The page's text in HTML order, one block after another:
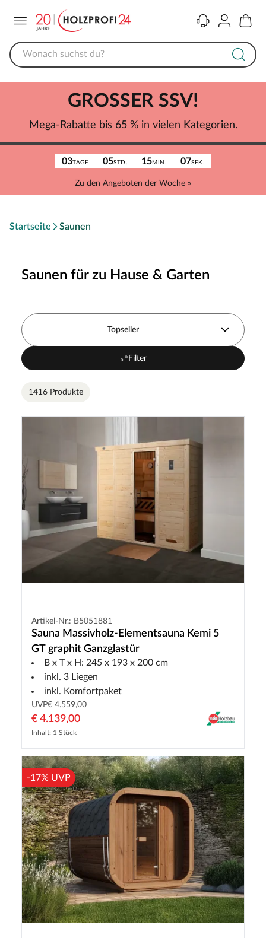
KontaktKonto
03TAGE 05STD. 15MIN. 07SEK.
Zu den Angeboten der Woche »
GROSSER SSV!
Mega-Rabatte bis 65 % in vielen Kategorien.
Startseite Saunen
Saunen für zu Hause & Garten
Topseller
Filter
1416 Produkte
Artikel-Nr.: B5051881
Sauna Massivholz-Elementsauna Kemi 5
GT graphit Ganzglastür
B x T x H: 245 x 193 x 200 cm
inkl. 3 Liegen
inkl. Komfortpaket
UVP€ 4.559,00
€ 4.139,00
Inhalt: 1 Stück
-17% UVP